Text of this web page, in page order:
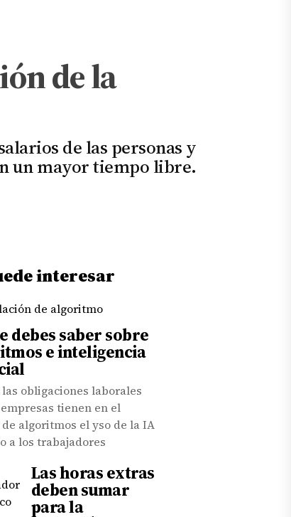
de la
de las personas y
un mayor tiempo libre.
interesar
debes saber sobre
e inteligencia
las obligaciones laborales
tienen en el
algoritmos el yso de la IA
a los trabajadores
Las horas extras
deben sumar
para la